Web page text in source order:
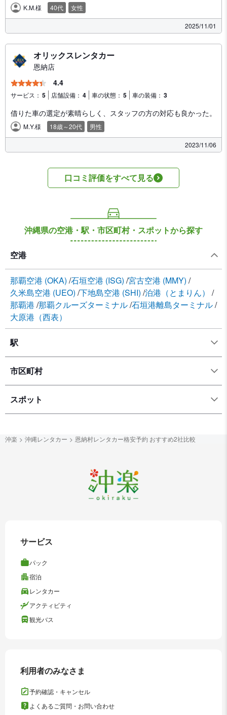
K.M.様 40代 女性
2025/11/01
オリックスレンタカー
恩納店
4.4
サービス： 5 店舗設備： 4 車の状態： 5 車の装備： 3
借りた車の選定が素晴らしく、スタッフの方の対応も良かった。
M.Y.様 18歳～20代 男性
2023/11/06
口コミ評価をすべて見る
沖縄県の空港・駅・市区町村・スポットから探す
空港
那覇空港 (OKA) 石垣空港 (ISG) 宮古空港 (MMY)
久米島空港 (UEO) 下地島空港 (SHI) 泊港（とまりん）
那覇港 那覇クルーズターミナル 石垣港離島ターミナル
大原港（西表）
駅
市区町村
スポット
沖楽 沖縄レンタカー 恩納村レンタカー格安予約 おすすめ2社比較
サービス
パック
宿泊
レンタカー
アクティビティ
観光バス
利用者のみなさま
予約確認・キャンセル
よくあるご質問・お問い合わせ